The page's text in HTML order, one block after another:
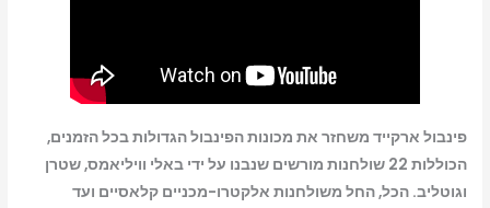
פינבול ארקייד משחזר את מכונות הפינבול הגדולות בכל הזמנים,
הכוללות 22 שולחנות מורשים שנבנו על ידי באלי וויליאמס, שטרן
וגוטליב. הכל, החל משולחנות אלקטרו-מכניים קלאסיים ועד